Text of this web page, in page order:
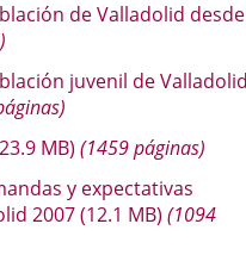
aplicación
externa.
aplicación
externa.
de Valladolid desde
juvenil de
MB) (1459 páginas)
y expectativas
2007(12.1 MB) (1094